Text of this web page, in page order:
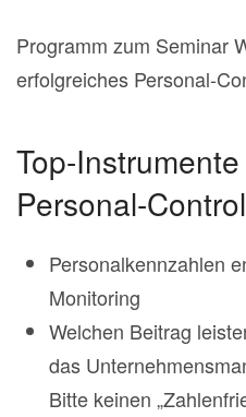
Programm zum Seminar
erfolgreiches Personal-
Top-
Personal-
Personalkennzahlen
Monitoring
Welchen Beitrag
das
Bitte keinen